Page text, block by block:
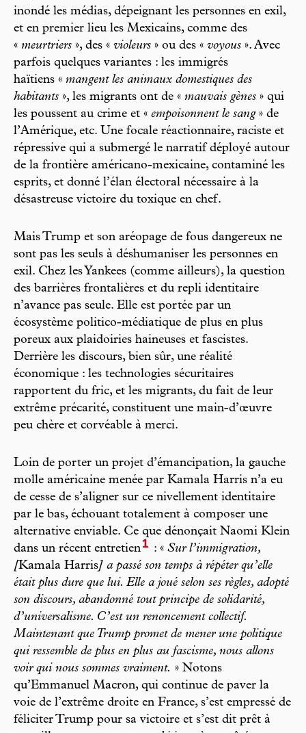
inondé les médias, dépeignant les personnes en exil,
et en premier lieu les Mexicains, comme des
« meurtriers », des « violeurs » ou des « voyous ». Avec
parfois quelques variantes : les immigrés
haïtiens « mangent les animaux domestiques des
habitants », les migrants ont de « mauvais gènes » qui
les poussent au crime et « empoisonnent le sang» de
l’Amérique, etc. Une focale réactionnaire, raciste et
répressive qui a submergé le narratif déployé autour
de la frontière américano-mexicaine, contaminé les
esprits, et donné l’élan électoral nécessaire à la
désastreuse victoire du toxique en chef.
Mais Trump et son aréopage de fous dangereux ne
sont pas les seuls à déshumaniser les personnes en
exil. Chez les Yankees (comme ailleurs), la question
des barrières frontalières et du repli identitaire
n’avance pas seule. Elle est portée par un
écosystème politico-médiatique de plus en plus
poreux aux plaidoiries haineuses et fascistes.
Derrière les discours, bien sûr, une réalité
économique : les technologies sécuritaires
rapportent du fric, et les migrants, du fait de leur
extrême précarité, constituent une main-d’œuvre
peu chère et corvéable à merci.
Loin de porter un projet d’émancipation, la gauche
molle américaine menée par Kamala Harris n’a eu
de cesse de s’aligner sur ce nivellement identitaire
par le bas, échouant totalement à composer une
alternative enviable. Ce que dénonçait Naomi Klein
dans un récent entretien1 : « Sur l’immigration,
[Kamala Harris] a passé son temps à répéter qu’elle
était plus dure que lui. Elle a joué selon ses règles, adopté
son discours, abandonné tout principe de solidarité,
d’universalisme. C’est un renoncement collectif.
Maintenant que Trump promet de mener une politique
qui ressemble de plus en plus au fascisme, nous allons
voir qui nous sommes vraiment. » Notons
qu’Emmanuel Macron, qui continue de paver la
voie de l’extrême droite en France, s’est empressé de
féliciter Trump pour sa victoire et s’est dit prêt à